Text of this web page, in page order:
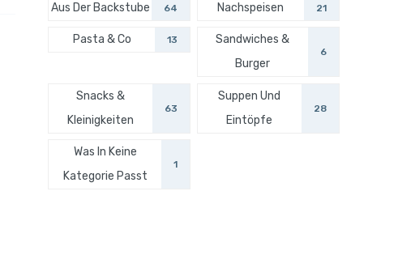
Aus Der Backstube 64 Nachspeisen 21
Pasta & Co 13
Sandwiches &
Burger
6
Snacks &
Kleinigkeiten
63
Suppen Und
Eintöpfe
28
Was In Keine
Kategorie Passt
1